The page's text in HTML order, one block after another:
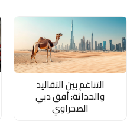
التناغم بين التقاليد
والحداثة: أفق دبي
الصحراوي